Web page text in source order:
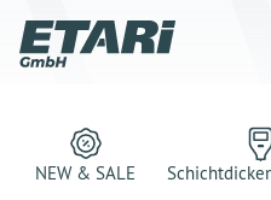
NEW & SALE